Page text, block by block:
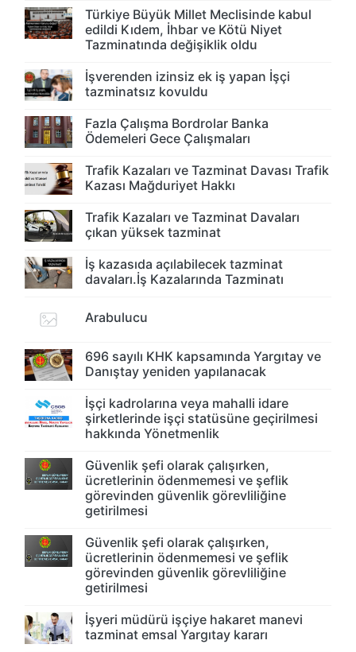
Türkiye Büyük Millet Meclisinde kabul
edildi Kıdem, İhbar ve Kötü Niyet
Tazminatında değişiklik oldu
İşverenden izinsiz ek iş yapan İşçi
tazminatsız kovuldu
Fazla Çalışma Bordrolar Banka
Ödemeleri Gece Çalışmaları
Trafik Kazaları ve Tazminat Davası Trafik
Kazası Mağduriyet Hakkı
Trafik Kazaları ve Tazminat Davaları
çıkan yüksek tazminat
İş kazasıda açılabilecek tazminat
davaları.İş Kazalarında Tazminatı
Arabulucu
696 sayılı KHK kapsamında Yargıtay ve
Danıştay yeniden yapılanacak
İşçi kadrolarına veya mahalli idare
şirketlerinde işçi statüsüne geçirilmesi
hakkında Yönetmenlik
Güvenlik şefi olarak çalışırken,
ücretlerinin ödenmemesi ve şeflik
görevinden güvenlik görevliliğine
getirilmesi
Güvenlik şefi olarak çalışırken,
ücretlerinin ödenmemesi ve şeflik
görevinden güvenlik görevliliğine
getirilmesi
İşyeri müdürü işçiye hakaret manevi
tazminat emsal Yargıtay kararı